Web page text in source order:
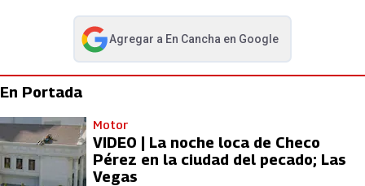
Agregar a En Cancha en Google
abre en nueva pestaña
En Portada
Motor
VIDEO | La noche loca de Checo
Pérez en la ciudad del pecado; Las
Vegas